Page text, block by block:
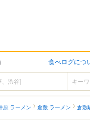
食べログにつ
原 ラーメン 倉敷 ラーメン 倉敷